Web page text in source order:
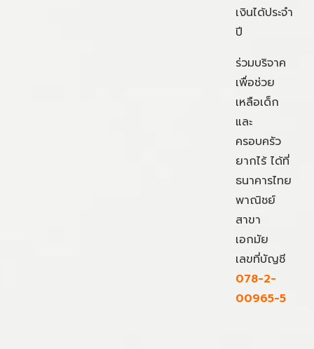
เงินได้ประจำ
ปี
ร่วมบริจาค
เพื่อช่วย
เหลือเด็ก
และ
ครอบครัว
ยากไร้ ได้ที่
ธนาคารไทย
พาณิชย์
สาขา
เอกมัย
เลขที่บัญชี
078-2-
00965-5